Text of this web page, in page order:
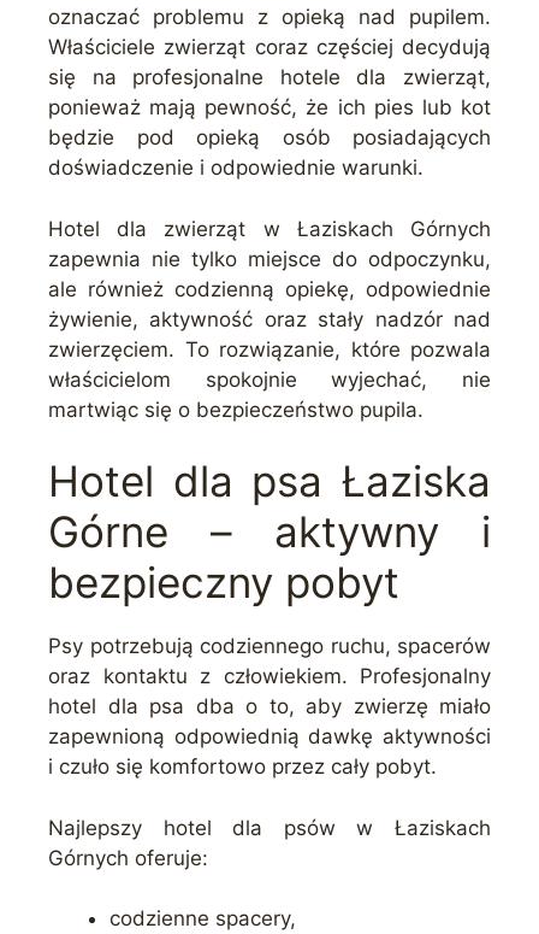
oznaczać problemu z opieką nad pupilem.
Właściciele zwierząt coraz częściej decydują
się na profesjonalne hotele dla zwierząt,
ponieważ mają pewność, że ich pies lub kot
będzie pod opieką osób posiadających
doświadczenie i odpowiednie warunki.
Hotel dla zwierząt w Łaziskach Górnych
zapewnia nie tylko miejsce do odpoczynku,
ale również codzienną opiekę, odpowiednie
żywienie, aktywność oraz stały nadzór nad
zwierzęciem. To rozwiązanie, które pozwala
właścicielom spokojnie wyjechać, nie
martwiąc się o bezpieczeństwo pupila.
Hotel dla psa Łaziska
Górne – aktywny i
bezpieczny pobyt
Psy potrzebują codziennego ruchu, spacerów
oraz kontaktu z człowiekiem. Profesjonalny
hotel dla psa dba o to, aby zwierzę miało
zapewnioną odpowiednią dawkę aktywności
i czuło się komfortowo przez cały pobyt.
Najlepszy hotel dla psów w Łaziskach
Górnych oferuje:
codzienne spacery,